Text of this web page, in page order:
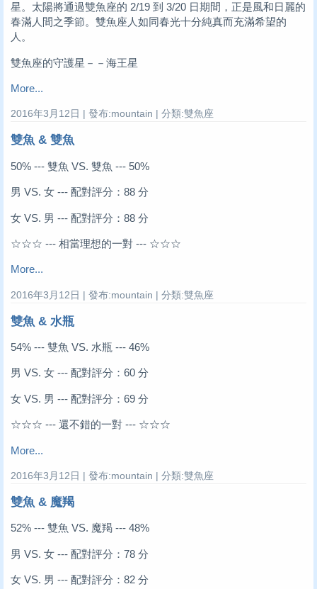
星。太陽將通過雙魚座的 2/19 到 3/20 日期間，正是風和日麗的
春滿人間之季節。雙魚座人如同春光十分純真而充滿希望的
人。
雙魚座的守護星－－海王星
More...
2016年3月12日 | 發布:mountain | 分類:雙魚座
雙魚 & 雙魚
50% --- 雙魚 VS. 雙魚 --- 50%
男 VS. 女 --- 配對評分：88 分
女 VS. 男 --- 配對評分：88 分
☆☆☆ --- 相當理想的一對 --- ☆☆☆
More...
2016年3月12日 | 發布:mountain | 分類:雙魚座
雙魚 & 水瓶
54% --- 雙魚 VS. 水瓶 --- 46%
男 VS. 女 --- 配對評分：60 分
女 VS. 男 --- 配對評分：69 分
☆☆☆ --- 還不錯的一對 --- ☆☆☆
More...
2016年3月12日 | 發布:mountain | 分類:雙魚座
雙魚 & 魔羯
52% --- 雙魚 VS. 魔羯 --- 48%
男 VS. 女 --- 配對評分：78 分
女 VS. 男 --- 配對評分：82 分